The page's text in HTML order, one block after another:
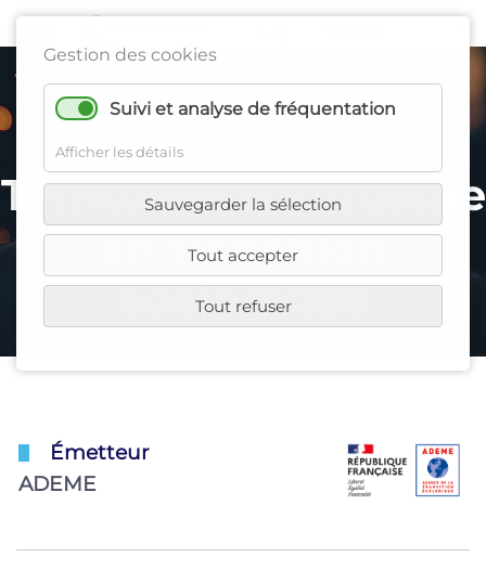
Gestion des cookies
Suivi et analyse de fréquentation
Afficher les détails
Sauvegarder la sélection
Tout accepter
Tout refuser
Appel à projet
Fonds vert -
Territoires d’industrie
en transition
écologique
Émetteur
ADEME